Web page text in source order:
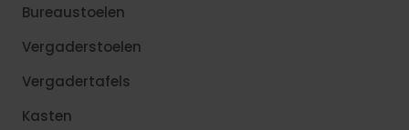
Bureaustoelen
Vergaderstoelen
Vergadertafels
Kasten